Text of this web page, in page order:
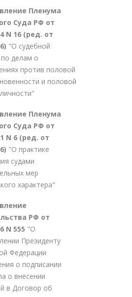
Пленума
Суда РФ от
N 16 (ред. от
"О судебной
по делам о
против половой
и половой
Пленума
Суда РФ от
N 6 (ред. от
"О практике
судами
мер
характера"
РФ от
N 555 "О
Президенту
Федерации
о подписании
о внесении
в Договор об